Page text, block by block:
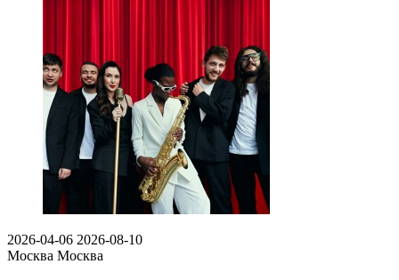
2026-04-06 2026-08-10
Москва Москва